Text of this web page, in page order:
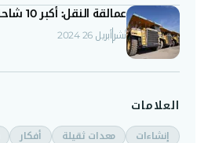
عمالقة النقل: أكبر 10 شاحنات ثقيلة في ...
نُشر أبريل 26 2024
العلامات
إنشاءات معدات ثقيلة أفكار